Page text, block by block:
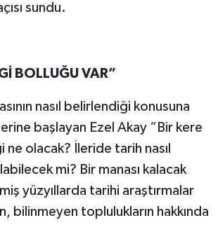
sundu.
BOLLUĞU VAR”
nasıl belirlendiği konusuna
başlayan Ezel Akay “Bir kere
olacak? İleride tarih nasıl
mi? Bir manası kalacak
yüzyıllarda tarihi araştırmalar
bilinmeyen toplulukların hakkında